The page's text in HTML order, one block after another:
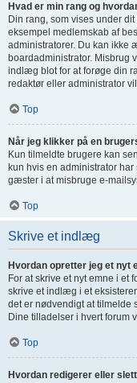
Hvad er min rang og
Din rang, som vises under
eksempel medlemskab af
administratorer. Du kan ikke
boardadministrator. Misbrug
indlæg blot for at forøge din
redaktør eller administrator
Top
Når jeg klikker på en
Kun tilmeldte brugere kan
kun hvis en administrator
gæster i at misbruge e-
Top
Skrive et indlæg
Hvordan opretter jeg et nyt
For at skrive et nyt emne i et
skrive et indlæg i et
det er nødvendigt at tilmelde
Dine tilladelser i hvert forum
Top
Hvordan redigerer eller